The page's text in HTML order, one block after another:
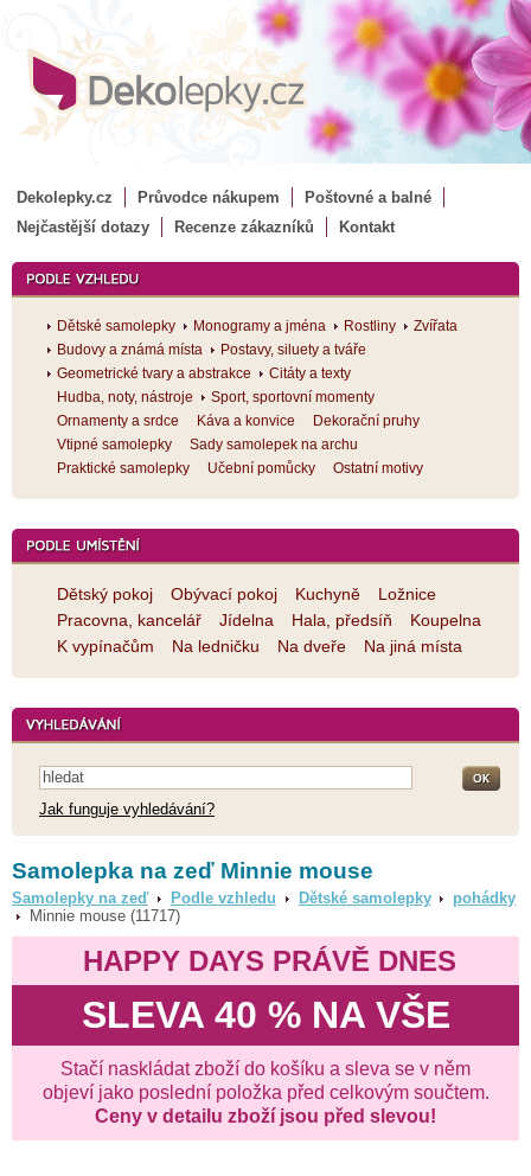
Dekolepky.cz Průvodce nákupem
Poštovné a balné
Nejčastější dotazy
Recenze zákazníků Kontakt
Dětské samolepky Monogramy a jména Rostliny
Zvířata
Budovy a známá místa
Postavy, siluety a tváře
Geometrické tvary a abstrakce
Citáty a texty
Hudba, noty, nástroje
Sport, sportovní momenty
Ornamenty a srdce
Káva a konvice
Dekorační pruhy
Vtipné samolepky
Sady samolepek na archu
Praktické samolepky
Učební pomůcky Ostatní motivy
Dětský pokoj Obývací pokoj Kuchyně
Ložnice
Pracovna, kancelář
Jídelna Hala, předsíň
Koupelna
K vypínačům
Na ledničku Na dveře Na jiná místa
Jak funguje vyhledávání?
Samolepka na zeď Minnie mouse
Samolepky na zeď Podle vzhledu Dětské samolepky
pohádky
Minnie mouse (11717)
HAPPY DAYS PRÁVĚ DNES
SLEVA 40 % NA VŠE
Stačí naskládat zboží do košíku a sleva se v něm
objeví jako poslední položka před celkovým součtem.
Ceny v detailu zboží jsou před slevou!